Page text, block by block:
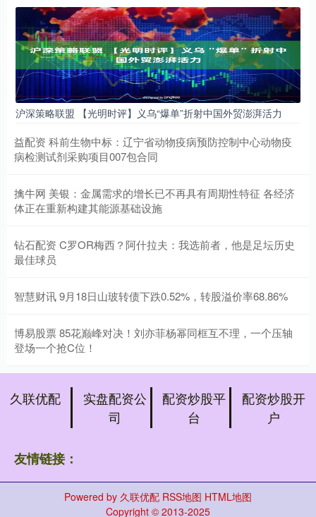
沪深策略联盟 【光明时评】义乌“爆单”折射中国外贸澎湃活力
益配资 科前生物中标：辽宁省动物疫病预防控制中心动物疫
病检测试剂采购项目007包合同
擒牛网 美银：金属需求的增长已不再具有周期性特征 各经济
体正在重新构建其能源基础设施
钻石配资 C罗OR梅西？阿什拉夫：我选前者，他是足坛历史
最佳球员
智慧财讯 9月18日山玻转债下跌0.52%，转股溢价率68.86%
博易股票 85花巅峰对决！刘亦菲杨幂同框互不理，一个压轴
登场一个抢C位！
久联优配
实盘配资公
司
配资炒股平
台
配资炒股开
户
友情链接：
Powered by 久联优配 RSS地图 HTML地图
Copyright © 2013-2025